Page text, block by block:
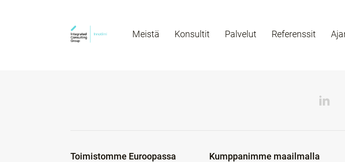
Meistä Konsultit Palvelut Referenssit
Toimistomme Euroopassa Kumppanimme maailmalla